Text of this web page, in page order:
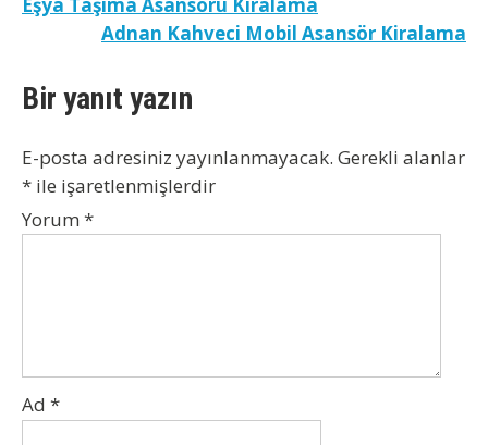
Yazı
gezinmesiAdnan Kahveci Mobil Asansör Kiralama
Bir yanıt yazın
E-posta adresiniz yayınlanmayacak. Gerekli alanlar
* ile işaretlenmişlerdir
Yorum *
Ad *